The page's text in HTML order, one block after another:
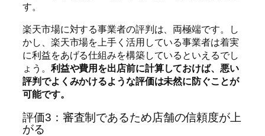
す。
楽天市場に対する事業者の評判は、両極端です。し
かし、楽天市場を上手く活用している事業者は着実
に利益をあげる仕組みを構築しているといえるでし
ょう。 利益や費用を出店前に計算しておけば、悪い
評判でよくみかけるような評価は未然に防ぐことが
可能です。
評価3：審査制であるため店舗の信頼度が上
がる